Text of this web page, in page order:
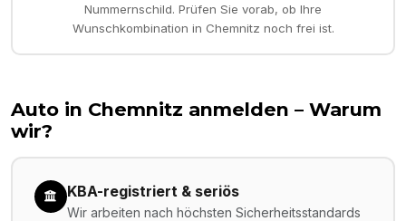
Nummernschild. Prüfen Sie vorab, ob Ihre
Wunschkombination in Chemnitz noch frei ist.
Auto in Chemnitz anmelden – Warum
wir?
KBA-registriert & seriös
Wir arbeiten nach höchsten Sicherheitsstandards